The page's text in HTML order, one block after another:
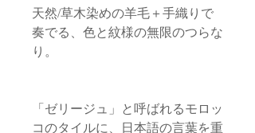
天然/草木染めの羊毛＋手織りで
奏でる、色と紋様の無限のつらな
り。
「ゼリージュ」と呼ばれるモロッ
コのタイルに、日本語の言葉を重